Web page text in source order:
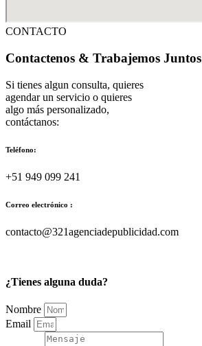
CONTACTO
Contactenos & Trabajemos Juntos
Si tienes algun consulta, quieres
agendar un servicio o quieres
algo más personalizado,
contáctanos:
Teléfono:
+51 949 099 241
Correo electrónico :
contacto@321agenciadepublicidad.com
¿Tienes alguna duda?
Nombre
Email